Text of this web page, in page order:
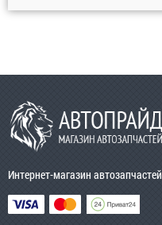
Интернет-магазин автозапчастей